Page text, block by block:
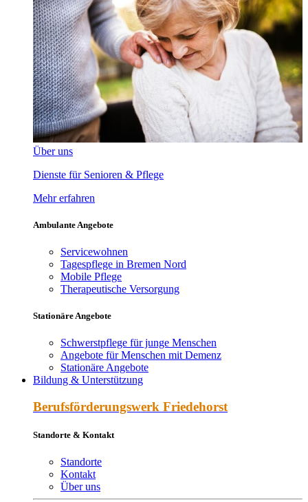
Über uns
Dienste für Senioren & Pflege
Mehr erfahren
Ambulante Angebote
Servicewohnen
Tagespflege in Bremen Nord
Mobile Pflege
Therapeutische Versorgung
Stationäre Angebote
Schwerstpflege für junge Menschen
Angebote für Menschen mit Demenz
Stationäre Angebote
Bildung & Unterstützung
Berufs­förderungs­werk Friede­horst
Standorte & Kontakt
Standorte
Kontakt
Über uns